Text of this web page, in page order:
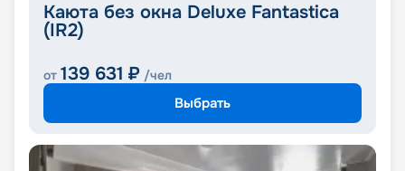
Каюта без окна Deluxe Fantastica
(IR2)
от 139 631 ₽ /чел
Выбрать